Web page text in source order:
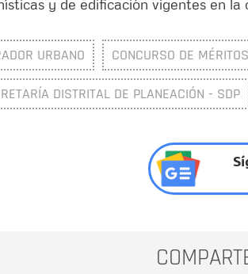
y de edificación vigentes en la
URBANO CONCURSO DE MÉRITOS
DISTRITAL DE PLANEACIÓN - SDP